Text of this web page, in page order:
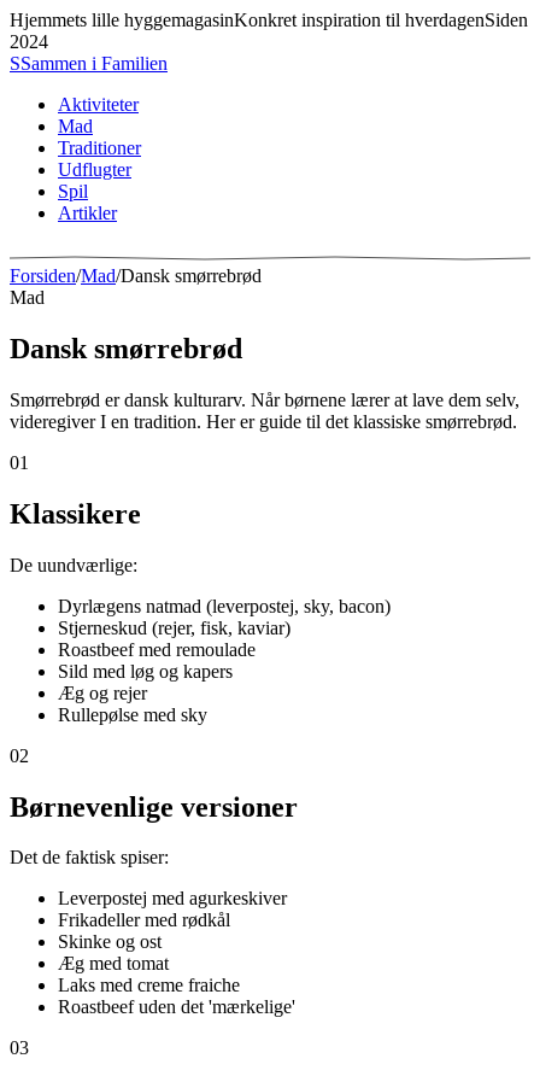
Hjemmets lille hyggemagasinKonkret inspiration til hverdagenSiden
2024
SSammen i Familien
Aktiviteter
Mad
Traditioner
Udflugter
Spil
Artikler
Forsiden/Mad/Dansk smørrebrød
Mad
Dansk smørrebrød
Smørrebrød er dansk kulturarv. Når børnene lærer at lave dem selv,
videregiver I en tradition. Her er guide til det klassiske smørrebrød.
01
Klassikere
De uundværlige:
Dyrlægens natmad (leverpostej, sky, bacon)
Stjerneskud (rejer, fisk, kaviar)
Roastbeef med remoulade
Sild med løg og kapers
Æg og rejer
Rullepølse med sky
02
Børnevenlige versioner
Det de faktisk spiser:
Leverpostej med agurkeskiver
Frikadeller med rødkål
Skinke og ost
Æg med tomat
Laks med creme fraiche
Roastbeef uden det 'mærkelige'
03